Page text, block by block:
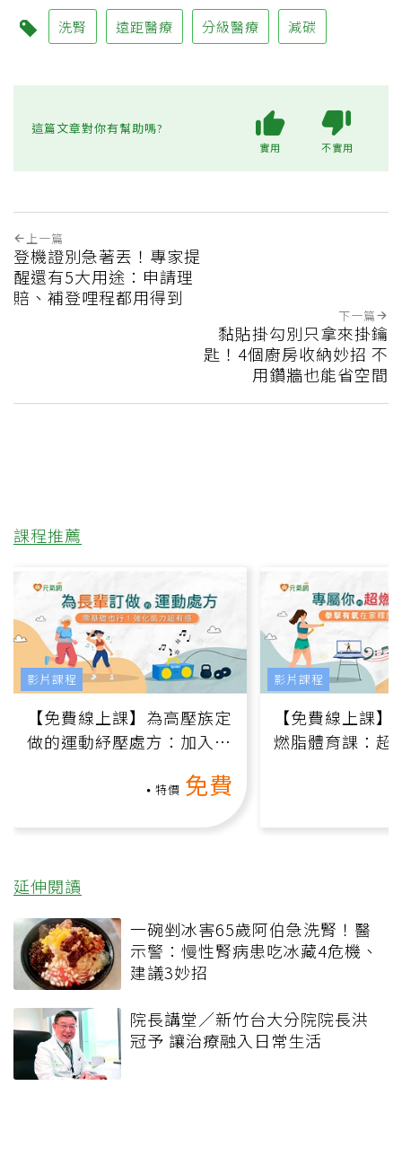
洗腎 遠距醫療 分級醫療 減碳
這篇文章對你有幫助嗎?
實用 不實用
上一篇
登機證別急著丟！專家提
醒還有5大用途：申請理
賠、補登哩程都用得到
下一篇
黏貼掛勾別只拿來掛鑰
匙！4個廚房收納妙招 不
用鑽牆也能省空間
課程推薦
【免費線上課】為高壓族定
做的運動紓壓處方：加入行
特價 免費
影片課程
【免費線上課
燃脂體育課：超
影片課程
延伸閱讀
一碗剉冰害65歲阿伯急洗腎！醫
示警：慢性腎病患吃冰藏4危機、
建議3妙招
院長講堂／新竹台大分院院長洪
冠予 讓治療融入日常生活